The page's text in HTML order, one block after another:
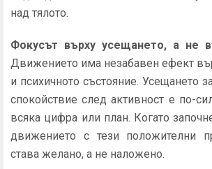
над тялото.
Фокусът върху усещането, а не
Движението има незабавен ефект
и психичното състояние. Усещането
спокойствие след активност е по-
всяка цифра или план. Когато
движението с тези положителни
става желано, а не наложено.